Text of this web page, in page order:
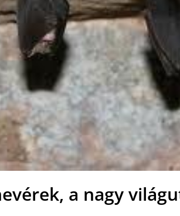
a nagy